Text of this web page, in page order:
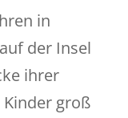
in
der Insel
ihrer
groß